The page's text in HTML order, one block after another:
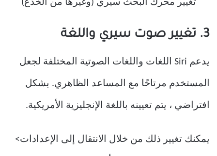
3. تغيير صوت سيري واللغة
يدعم Siri اللغات واللغات الصوتية المختلفة لجعل
المستخدم مرتاحًا مع المساعد الظاهري. بشكل
افتراضي ، يتم تعيينه باللغة الإنجليزية الأمريكية.
يمكنك تغيير ذلك من خلال الانتقال إلى الإعدادات>